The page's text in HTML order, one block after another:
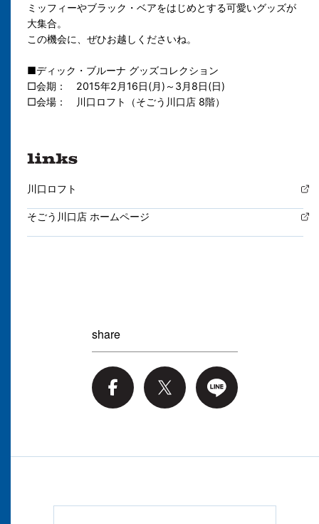
ミッフィーやブラック・ベアをはじめとする可愛いグッズが
大集合。
この機会に、ぜひお越しくださいね。
■ディック・ブルーナ グッズコレクション
□会期： 2015年2月16日(月)～3月8日(日)
□会場： 川口ロフト（そごう川口店 8階）
川口ロフト
そごう川口店 ホームページ
share